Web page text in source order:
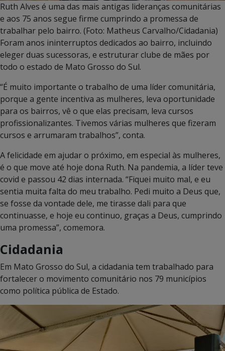
Ruth Alves é uma das mais antigas lideranças comunitárias
e aos 75 anos segue firme cumprindo a promessa de
trabalhar pelo bairro. (Foto: Matheus Carvalho/Cidadania)
Foram anos ininterruptos dedicados ao bairro, incluindo
eleger duas sucessoras, e estruturar clube de mães por
todo o estado de Mato Grosso do Sul.
“É muito importante o trabalho de uma líder comunitária,
porque a gente incentiva as mulheres, leva oportunidade
para os bairros, vê o que elas precisam, leva cursos
profissionalizantes. Tivemos várias mulheres que fizeram
cursos e arrumaram trabalhos”, conta.
A felicidade em ajudar o próximo, em especial às mulheres,
é o que move até hoje dona Ruth. Na pandemia, a líder teve
covid e passou 42 dias internada. “Fiquei muito mal, e eu
sentia muita falta do meu trabalho. Pedi muito a Deus que,
se fosse da vontade dele, me tirasse dali para que
continuasse, e hoje eu continuo, graças a Deus, cumprindo
uma promessa”, comemora.
Cidadania
Em Mato Grosso do Sul, a cidadania tem trabalhado para
fortalecer o movimento comunitário nos 79 municípios
como política pública de Estado.